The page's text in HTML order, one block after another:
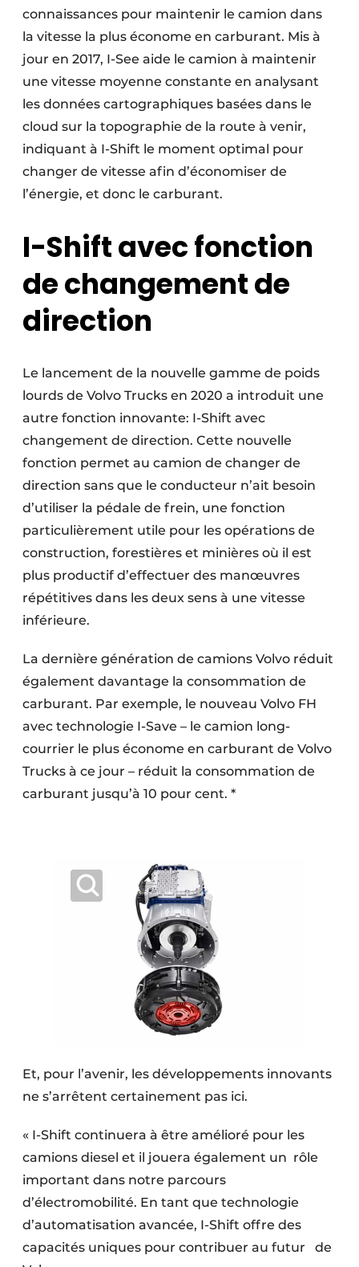
connaissances pour maintenir le camion dans
la vitesse la plus économe en carburant. Mis à
jour en 2017, I-See aide le camion à maintenir
une vitesse moyenne constante en analysant
les données cartographiques basées dans le
cloud sur la topographie de la route à venir,
indiquant à I-Shift le moment optimal pour
changer de vitesse afin d’économiser de
l’énergie, et donc le carburant.
I-Shift avec fonction
de changement de
direction
Le lancement de la nouvelle gamme de poids
lourds de Volvo Trucks en 2020 a introduit une
autre fonction innovante: I-Shift avec
changement de direction. Cette nouvelle
fonction permet au camion de changer de
direction sans que le conducteur n’ait besoin
d’utiliser la pédale de frein, une fonction
particulièrement utile pour les opérations de
construction, forestières et minières où il est
plus productif d’effectuer des manœuvres
répétitives dans les deux sens à une vitesse
inférieure.
La dernière génération de camions Volvo réduit
également davantage la consommation de
carburant. Par exemple, le nouveau Volvo FH
avec technologie I-Save – le camion long-
courrier le plus économe en carburant de Volvo
Trucks à ce jour – réduit la consommation de
carburant jusqu’à 10 pour cent. *
Et, pour l’avenir, les développements innovants
ne s’arrêtent certainement pas ici.
« I-Shift continuera à être amélioré pour les
camions diesel et il jouera également un rôle
important dans notre parcours
d’électromobilité. En tant que technologie
d’automatisation avancée, I-Shift offre des
capacités uniques pour contribuer au futur de